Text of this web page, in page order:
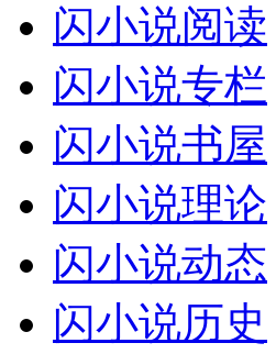
闪小说阅读
闪小说专栏
闪小说书屋
闪小说理论
闪小说动态
闪小说历史